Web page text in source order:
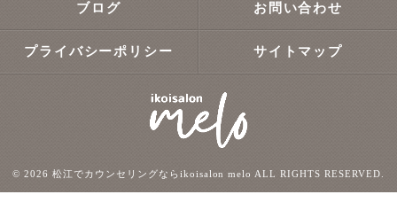
ブログ お問い合わせ
プライバシーポリシー サイトマップ
© 2026 松江でカウンセリングならikoisalon melo ALL RIGHTS RESERVED.